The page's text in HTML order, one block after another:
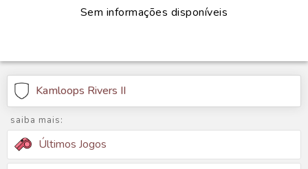
Sem informações disponíveis
Kamloops Rivers II
saiba mais:
Últimos Jogos